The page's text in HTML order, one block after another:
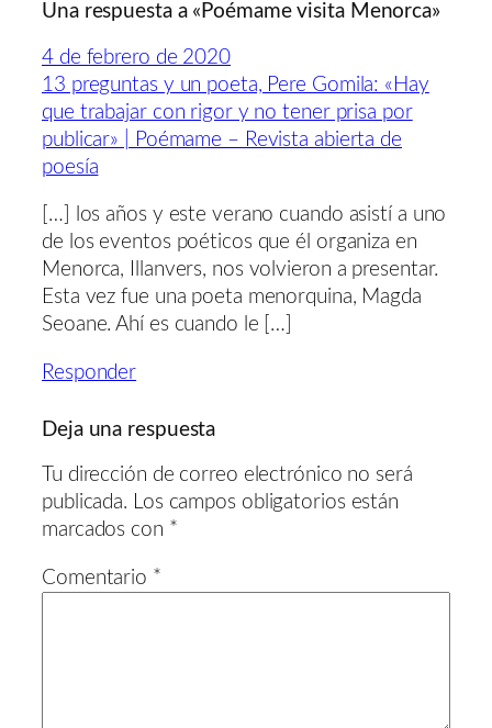
Una respuesta a «Poémame visita Menorca»
4 de febrero de 2020
13 preguntas y un poeta, Pere Gomila: «Hay
que trabajar con rigor y no tener prisa por
publicar» | Poémame – Revista abierta de
poesía
[…] los años y este verano cuando asistí a uno
de los eventos poéticos que él organiza en
Menorca, Illanvers, nos volvieron a presentar.
Esta vez fue una poeta menorquina, Magda
Seoane. Ahí es cuando le […]
Responder
Deja una respuesta
Tu dirección de correo electrónico no será
publicada. Los campos obligatorios están
marcados con *
Comentario *